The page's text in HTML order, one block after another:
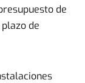
de
de